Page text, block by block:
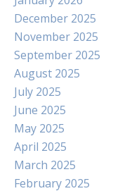
December 2025
November 2025
September 2025
August 2025
July 2025
June 2025
May 2025
April 2025
March 2025
February 2025